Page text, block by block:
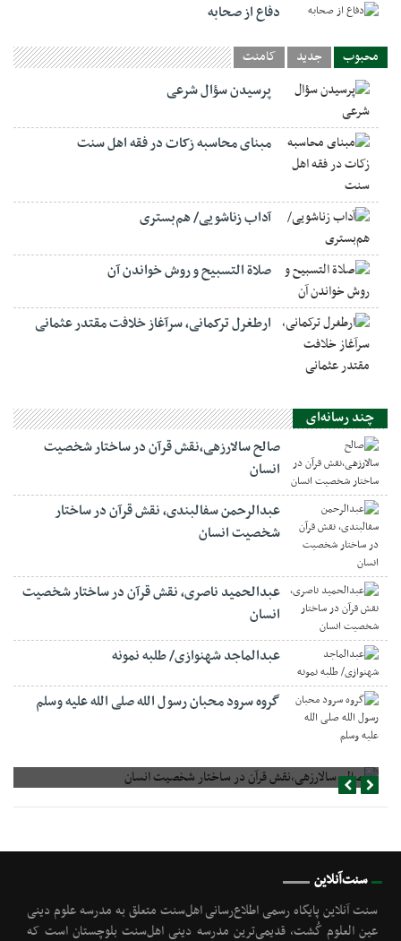
دفاع از صحابه
محبوب جدید کامنت
پرسیدن سؤال شرعی
مبنای محاسبه زکات در فقه اهل سنت
آداب زناشویی/ هم‌بستری
صلاة التسبيح و روش خواندن آن
ارطغرل ترکمانی، سرآغاز خلافت مقتدر عثمانی
چند رسانه‌ای
صالح سالارزهی،‌نقش قرآن در ساختار شخصیت
انسان
عبدالرحمن سفالبندی، نقش قرآن در ساختار
شخصیت انسان
عبدالحمید ناصری، نقش قرآن در ساختار شخصیت
انسان
عبدالماجد شهنوازی/ طلبه نمونه
گروه سرود محبان رسول الله صلی الله علیه وسلم
صالح سالارزهی،‌نقش قرآن در ساختار شخصیت انسان
سنت‌آنلاین
سنت آنلاین پایگاه رسمی اطلاع‌رسانی اهل‌سنت متعلق به مدرسه علوم دینی
عین العلوم گُشت, قدیمی‌ترین مدرسه دینی اهل‌سنت بلوچستان است که